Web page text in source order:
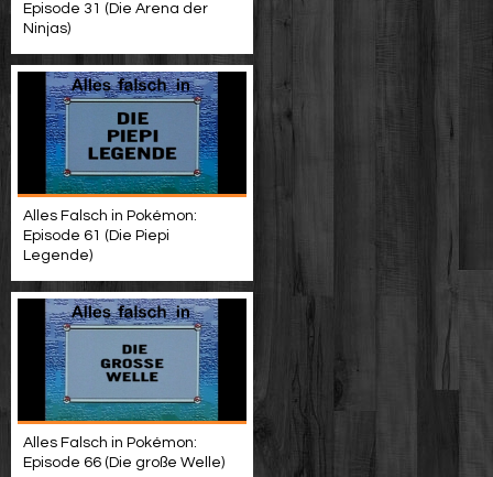
Episode 31 (Die Arena der
Ninjas)
Alles Falsch in Pokémon:
Episode 61 (Die Piepi
Legende)
Alles Falsch in Pokémon:
Episode 66 (Die große Welle)